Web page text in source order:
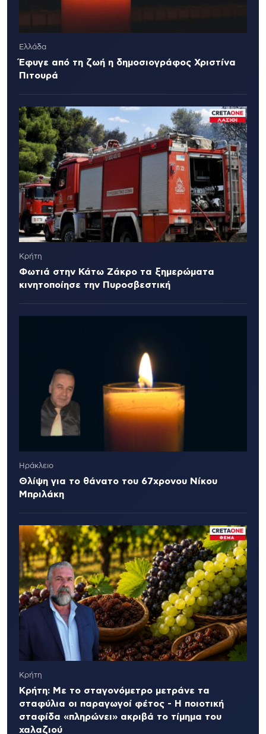
Ελλάδα
Έφυγε από τη ζωή η δημοσιογράφος Χριστίνα
Πιτουρά
Κρήτη
Φωτιά στην Κάτω Ζάκρο τα ξημερώματα
κινητοποίησε την Πυροσβεστική
Ηράκλειο
Θλίψη για το θάνατο του 67χρονου Νίκου
Μπριλάκη
Κρήτη
Κρήτη: Με το σταγονόμετρο μετράνε τα
σταφύλια οι παραγωγοί φέτος - Η ποιοτική
σταφίδα «πληρώνει» ακριβά το τίμημα του
χαλαζιού